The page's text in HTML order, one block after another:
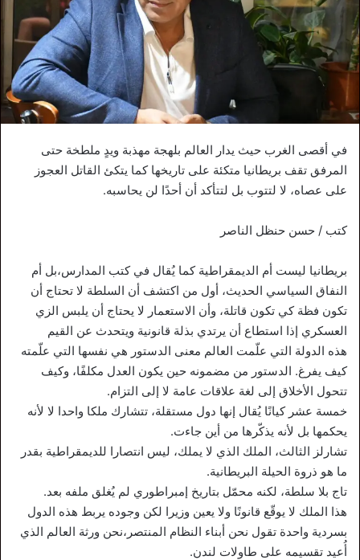
في أقصى الغرب حيث يدار العالم بلهجة مهذبة ويدٍ ملطخة حتى
المرفق تقف بريطانيا متكئة على تاريخها كما يتكئ القاتل العجوز
على عصاه، لا لتتوب بل لتتأكد أن أحدًا لن يحاسبه.
كتب / حسن حنظل الناصر
بريطانيا ليست أم الديمقراطية كما يُقال في كتب المدارس،بل أم
النفاق السياسي الحديث، أول من اكتشف أن السلطة لا تحتاج أن
تكون فظة كي تكون قاتلة، وأن الاستعمار لا يحتاج أن يلبس الزي
العسكري إذا استطاع أن يرتدي بذلة قانونية ويتحدث عن القيم
هذه الدولة التي علّمت العالم معنى الدستور هي نفسها التي علّمته
كيف يفرغ. الدستور من مضمونه حين يكون العدل مكلفًا، وكيف
تتحول الأخلاق إلى لغة علاقات عامة لا إلى التزام.
خمسة عشر كيانًا يُقال إنها دول مستقلة، تتشارك ملكا واحدا لا لأنه
يحكمها بل لأنه يذكّرها من أين جاءت.
تشارلز الثالث، الملك الذي لا يملك، ليس انتصارا للديمقراطية بقدر
ما هو ذروة الحيلة البريطانية.
تاج بلا سلطة، لكنه محمّل بتاريخ إمبراطوري لم يُغلق ملفه بعد.
هذا الملك لا يوقّع قانونًا ولا يعين وزيرا لكن وجوده يربط هذه الدول
بسردية واحدة تقول نحن أبناء النظام المنتصر،نحن ورثة العالم الذي
أُعيد تقسيمه على طاولات لندن.